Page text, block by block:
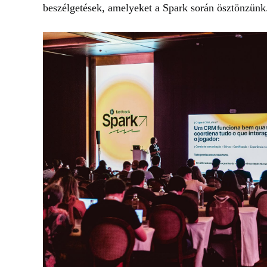
beszélgetések, amelyeket a Spark során